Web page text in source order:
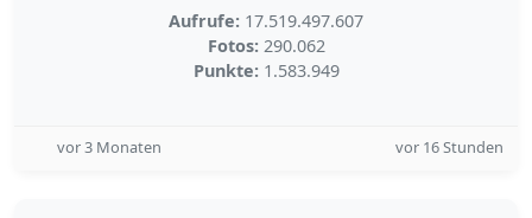
Aufrufe: 17.519.497.607
Fotos: 290.062
Punkte: 1.583.949
vor 3 Monaten vor 16 Stunden